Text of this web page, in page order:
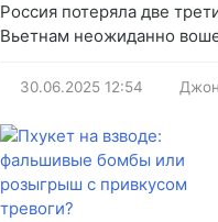
Россия потеряла две
Вьетнам неожиданно
30.06.2025 12:54